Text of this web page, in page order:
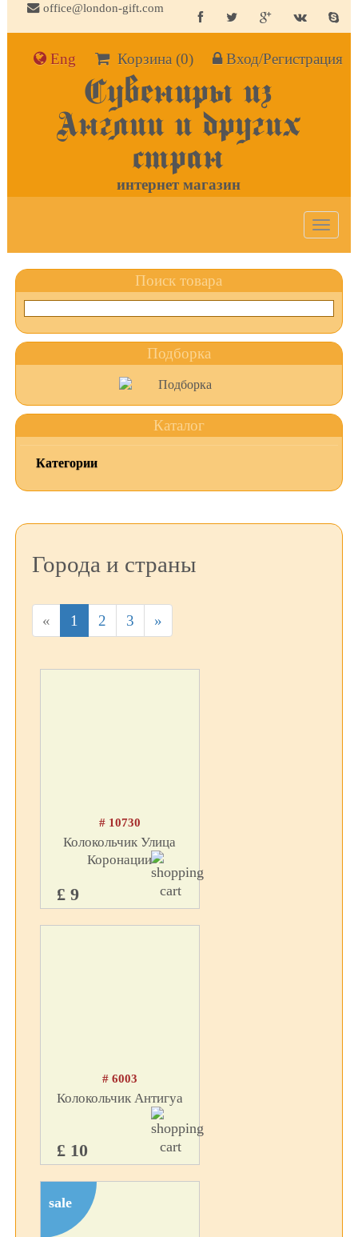
office@london-gift.com
Eng Корзина(0) Вход/Регистрация
Сувениры из
Англии и других
стран
интернет магазин
Toggle
Поиск товара
Подборка
Каталог
Категории
Города и страны
« 1 2 3 »
# 10730
Колокольчик Улица
Коронации
£ 9
# 6003
Колокольчик Антигуа
£ 10
sale